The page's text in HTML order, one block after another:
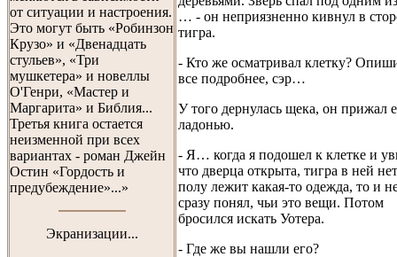
от ситуации и настроения.
Это могут быть «Робинзон
Крузо» и «Двенадцать
стульев», «Три
мушкетера» и новеллы
О'Генри, «Мастер и
Маргарита» и Библия...
Третья книга остается
неизменной при всех
вариантах - роман Джейн
Остин «Гордость и
предубеждение»...»
Экранизации...
… - он неприязненно кивнул в
тигра.
- Кто же осматривал клетку?
все подробнее, сэр…
У того дернулась щека, он прижал
ладонью.
- Я… когда я подошел к клетке и
что дверца открыта, тигра в ней
полу лежит какая-то одежда, то и
сразу понял, чьи это вещи. Потом
бросился искать Уотера.
- Где же вы нашли его?